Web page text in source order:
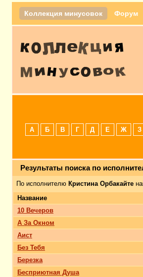
Коллекция минусовок Форум
А Б В Г Д Е Ж З
Результаты поиска по
По исполнителю Кристина Орбакайте
Название
10 Вечеров
А За Окном
Аист
Без Тебя
Березка
Бесприютная Душа